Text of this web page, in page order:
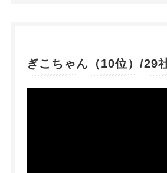
ぎこちゃん（10位）/29